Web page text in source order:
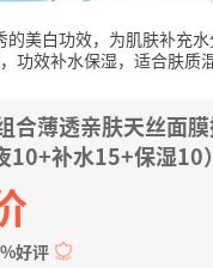
美白功效，为肌肤补充
功效补水保湿，适合肤
合薄透亲肤天丝面
10+补水15+保湿10）
好评